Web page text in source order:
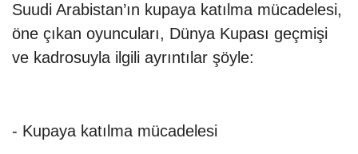
Suudi Arabistan’ın kupaya katılma mücadelesi,
öne çıkan oyuncuları, Dünya Kupası geçmişi
ve kadrosuyla ilgili ayrıntılar şöyle:
- Kupaya katılma mücadelesi